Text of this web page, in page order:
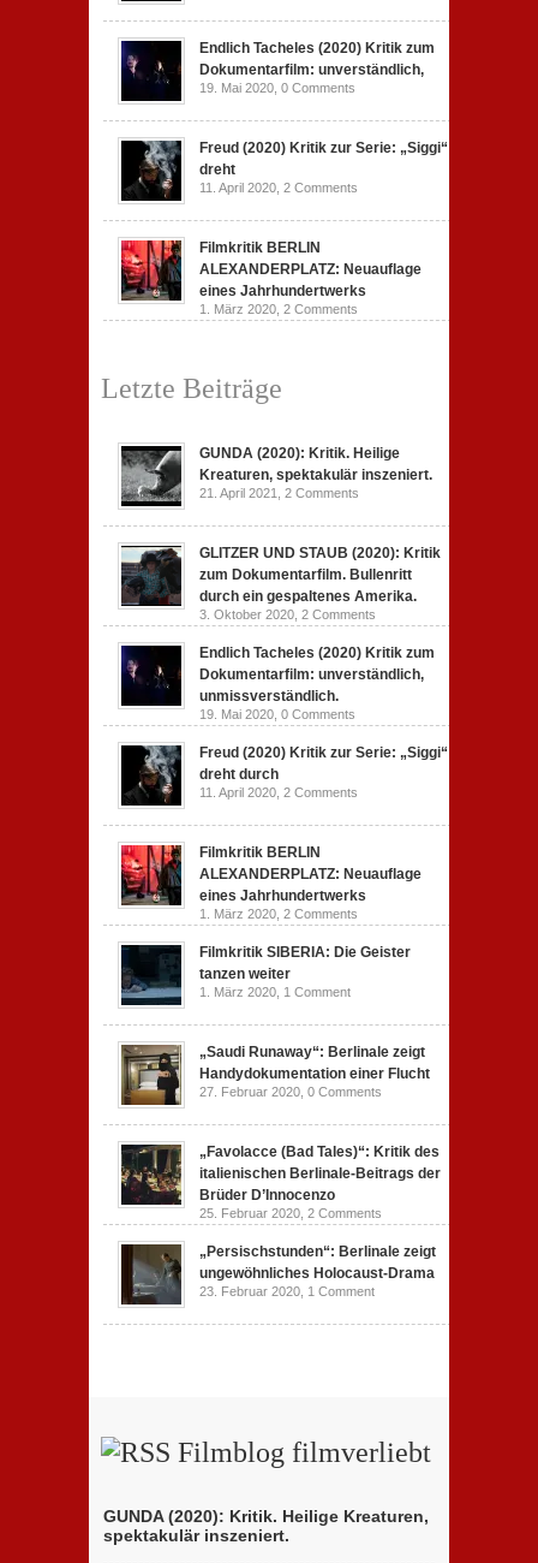
Endlich Tacheles (2020) Kritik zum
Dokumentarfilm: unverständlich,
19. Mai 2020, 0 Comments
Freud (2020) Kritik zur Serie: „Siggi“
dreht
11. April 2020, 2 Comments
Filmkritik BERLIN
ALEXANDERPLATZ: Neuauflage
eines Jahrhundertwerks
1. März 2020, 2 Comments
Letzte Beiträge
GUNDA (2020): Kritik. Heilige
Kreaturen, spektakulär inszeniert.
21. April 2021, 2 Comments
GLITZER UND STAUB (2020): Kritik
zum Dokumentarfilm. Bullenritt
durch ein gespaltenes Amerika.
3. Oktober 2020, 2 Comments
Endlich Tacheles (2020) Kritik zum
Dokumentarfilm: unverständlich,
unmissverständlich.
19. Mai 2020, 0 Comments
Freud (2020) Kritik zur Serie: „Siggi“
dreht durch
11. April 2020, 2 Comments
Filmkritik BERLIN
ALEXANDERPLATZ: Neuauflage
eines Jahrhundertwerks
1. März 2020, 2 Comments
Filmkritik SIBERIA: Die Geister
tanzen weiter
1. März 2020, 1 Comment
„Saudi Runaway“: Berlinale zeigt
Handydokumentation einer Flucht
27. Februar 2020, 0 Comments
„Favolacce (Bad Tales)“: Kritik des
italienischen Berlinale-Beitrags der
Brüder D’Innocenzo
25. Februar 2020, 2 Comments
„Persischstunden“: Berlinale zeigt
ungewöhnliches Holocaust-Drama
23. Februar 2020, 1 Comment
Filmblog filmverliebt
GUNDA (2020): Kritik. Heilige Kreaturen,
spektakulär inszeniert.